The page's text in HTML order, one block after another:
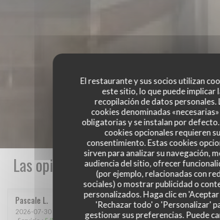
El restaurante y sus socios utilizan
este sitio, lo que puede implicar
recopilación de datos personales.
cookies denominadas
obligatorias y se instalan por
cookies opcionales requieren
consentimiento. Estas cookies
sirven para analizar su navegación,
audiencia del sitio, ofrecer
(por ejemplo, relacionadas con
sociales) o mostrar publicidad o
personalizados. Haga clic en
'Rechazar todo' o 'Personalizar'
gestionar sus preferencias. Puede
Las opiniones de nuestros clientes
Pascale L
2026-07-30 - 12:15 - Invitados 4